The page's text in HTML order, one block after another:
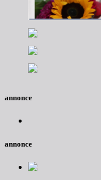
annonce
annonce